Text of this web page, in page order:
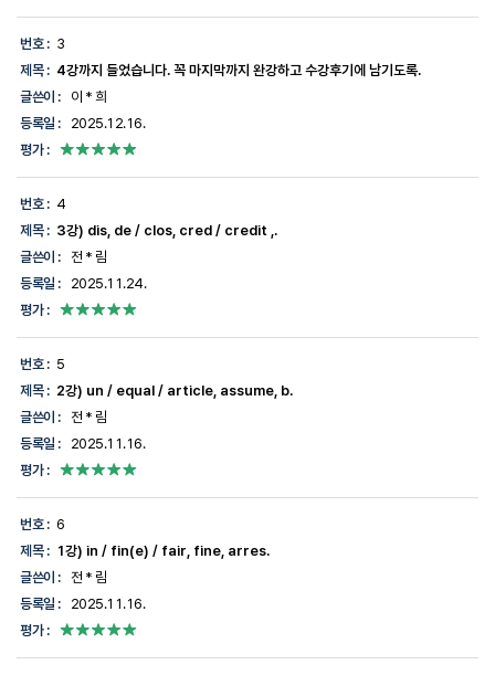
가
에
한
정
를
제
합
니
번호 : 3
제목 : 4강까지 들었습니다. 꼭 마지막까지 완강하고 수강후기에 남기도록.
글쓴이 :
이 * 희
등록일 :
2025.12.16.
평가 :
번호 : 4
제목 : 3강) dis, de / clos, cred / credit ,.
글쓴이 :
전 * 림
등록일 :
2025.11.24.
평가 :
번호 : 5
제목 : 2강) un / equal / article, assume, b.
글쓴이 :
전 * 림
등록일 :
2025.11.16.
평가 :
번호 : 6
제목 : 1강) in / fin(e) / fair, fine, arres.
글쓴이 :
전 * 림
등록일 :
2025.11.16.
평가 :